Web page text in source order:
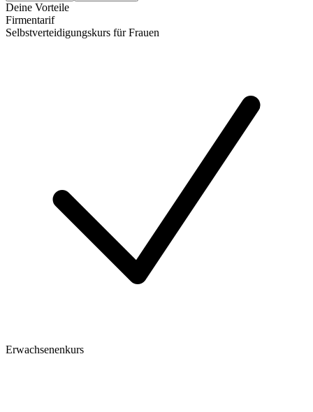
Deine Vorteile
Firmentarif
Selbstverteidigungskurs für Frauen
Erwachsenenkurs